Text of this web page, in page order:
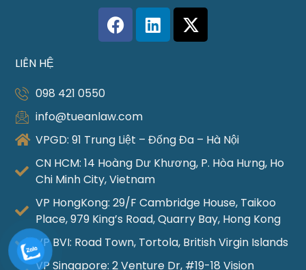
LIÊN HỆ
098 421 0550
info@tueanlaw.com
VPGD: 91 Trung Liệt – Đống Đa – Hà Nội
CN HCM: 14 Hoàng Dư Khương, P. Hòa Hưng, Ho
Chi Minh City, Vietnam
VP HongKong: 29/F Cambridge House, Taikoo
Place, 979 King’s Road, Quarry Bay, Hong Kong
VP BVI: Road Town, Tortola, British Virgin Islands
VP Singapore: 2 Venture Dr, #19-18 Vision